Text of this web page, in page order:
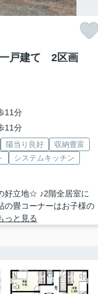
戸建て 2区画
11分
11分
陽当り良好
収納豊富
システムキッチン
好立地☆ ♪2階全居室に
の畳コーナーはお子様の
っと見る